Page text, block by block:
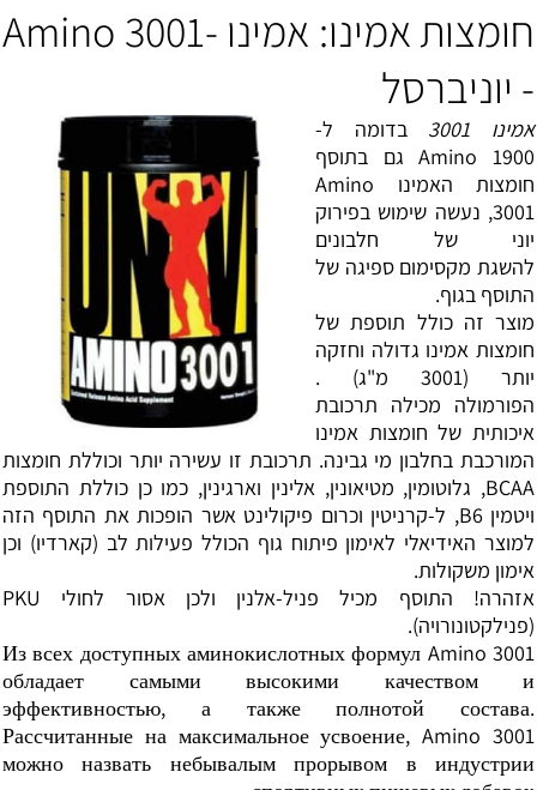
חומצות אמינו: אמינו -Amino 3001
- יוניברסל
אמינו 3001
בדומה ל-
Amino 1900 גם בתוסף
חומצות האמינו Amino
3001, נעשה שימוש בפירוק
יוני של חלבונים
להשגת מקסימום ספיגה של
התוסף בגוף.
מוצר זה כולל תוספת של
חומצות אמינו גדולה וחזקה
יותר (3001 מ"ג) .
הפורמולה מכילה תרכובת
איכותית של חומצות אמינו
המורכבת בחלבון מי גבינה. תרכובת זו עשירה יותר וכוללת חומצות
BCAA, גלוטומין, מטיאונין, אלינין וארגינין, כמו כן כוללת התוספת
ויטמין B6, ל-קרניטין וכרום פיקולינט אשר הופכות את התוסף הזה
למוצר האידיאלי לאימון פיתוח גוף הכולל פעילות לב (קארדיו) וכן
אימון משקולות.
אזהרה! התוסף מכיל פניל-אלנין ולכן אסור לחולי PKU
(פנילקטונורויה).
Из всех доступных аминокислотных формул Amino 3001
обладает самыми высокими качеством и
эффективностью, а также полнотой состава.
Рассчитанные на максимальное усвоение, Amino 3001
можно назвать небывалым прорывом в индустрии